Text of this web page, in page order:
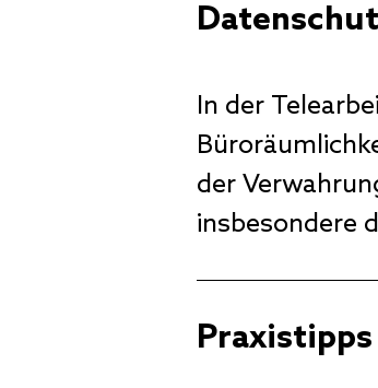
In der
der
insbesondere